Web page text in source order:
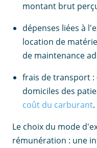
montant brut
dépenses liées à
location de
de maintenance
frais de transport
domiciles des
coût du carburant.
Le choix du mode
rémunération : une